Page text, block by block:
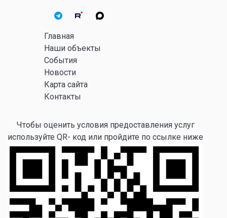
Главная
Наши объекты
События
Новости
Карта сайта
Контакты
Чтобы оценить условия предоставления услуг
используйте QR- код или пройдите по ссылке ниже